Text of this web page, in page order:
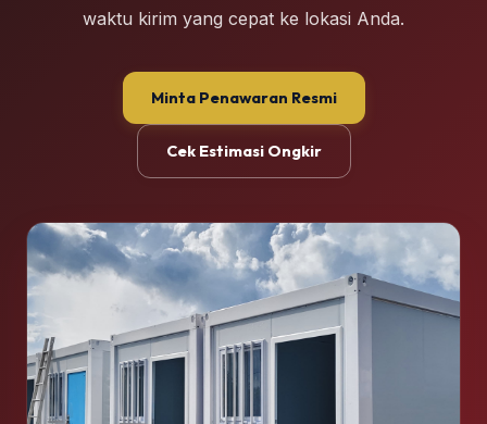
waktu kirim yang cepat ke lokasi Anda.
Minta Penawaran Resmi
Cek Estimasi Ongkir